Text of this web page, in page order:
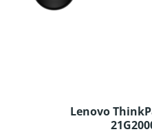
Lenovo